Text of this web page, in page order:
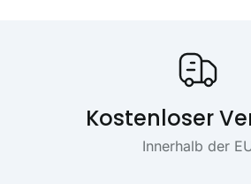
Kostenloser
Innerhalb der